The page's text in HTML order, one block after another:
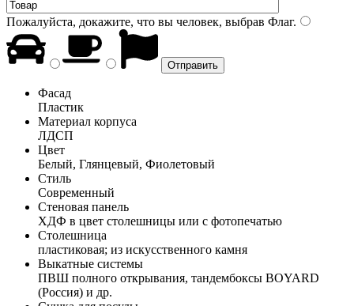
Пожалуйста, докажите, что вы человек, выбрав Флаг.
Фасад
Пластик
Материал корпуса
ЛДСП
Цвет
Белый, Глянцевый, Фиолетовый
Стиль
Современный
Стеновая панель
ХДФ в цвет столешницы или с фотопечатью
Столешница
пластиковая; из искусственного камня
Выкатные системы
ПВШ полного открывания, тандембоксы BOYARD
(Россия) и др.